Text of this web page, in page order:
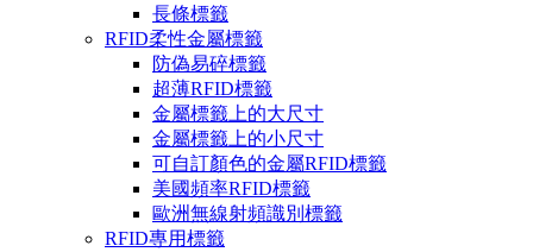
長條標籤
RFID柔性金屬標籤
防偽易碎標籤
超薄RFID標籤
金屬標籤上的大尺寸
金屬標籤上的小尺寸
可自訂顏色的金屬RFID標籤
美國頻率RFID標籤
歐洲無線射頻識別標籤
RFID專用標籤